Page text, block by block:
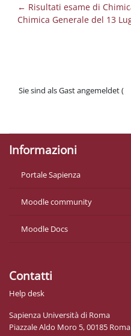
← Risultati esame di
Chimica Generale del 13
Sie sind als Gast angemeldet (
Informazioni
Portale Sapienza
Moodle community
Moodle Docs
Contatti
Help desk
Sapienza Università di Roma
Piazzale Aldo Moro 5, 00185 Roma